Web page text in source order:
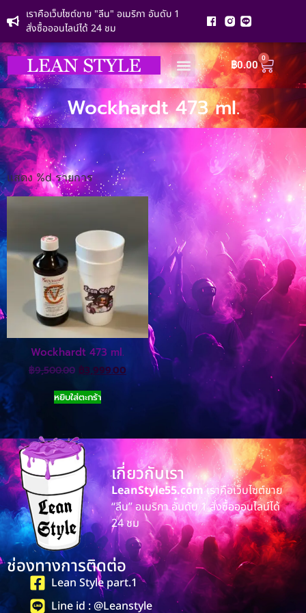
เราคือเว็บไซต์ขาย "ลีน" อเมริกา อันดับ 1
สั่งซื้อออนไลน์ได้ 24 ชม
฿0.00
0
Wockhardt 473 ml.
แสดง %d รายการ
Wockhardt 473 ml.
฿9,500.00 ฿3,999.00
หยิบใส่ตะกร้า
เกี่ยวกับเรา
LeanStyle55.comเราคือเว็บไซต์ขาย
“ลีน” อเมริกา อันดับ 1 สั่งซื้อออนไลน์ได้
24 ชม
ช่องทางการติดต่อ
Lean Style part.1
Line id : @Leanstyle